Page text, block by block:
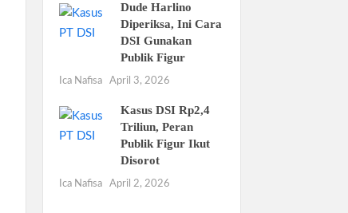
Dude Harlino
Diperiksa, Ini Cara
DSI Gunakan
Publik Figur
Ica Nafisa April 3, 2026
Kasus DSI Rp2,4
Triliun, Peran
Publik Figur Ikut
Disorot
Ica Nafisa April 2, 2026